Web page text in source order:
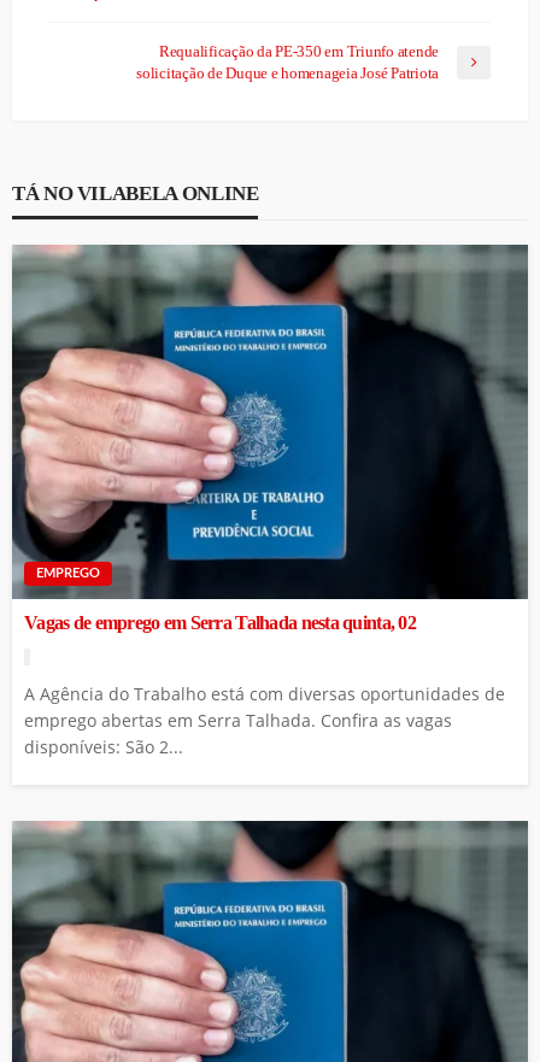
Requalificação da PE-350 em Triunfo atende
solicitação de Duque e homenageia José Patriota
TÁ NO VILABELA ONLINE
EMPREGO
Vagas de emprego em Serra Talhada nesta quinta, 02
A Agência do Trabalho está com diversas oportunidades de
emprego abertas em Serra Talhada. Confira as vagas
disponíveis: São 2...